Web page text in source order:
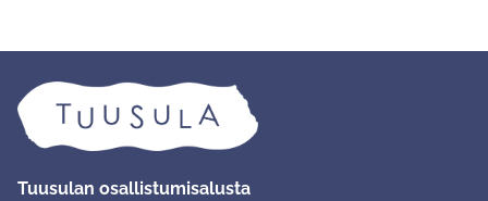
Tuusulan osallistumisalusta